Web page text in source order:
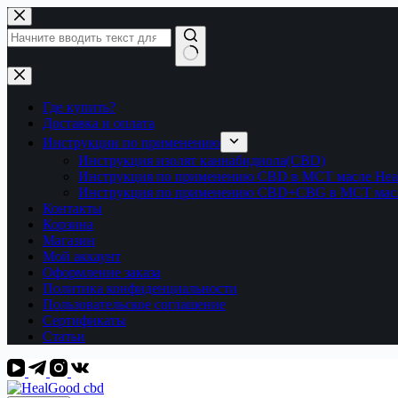
Перейти
к
сути
Ничего
не
найденоГде купить?
Доставка и оплата
Инструкции по применению
Инструкция изолят каннабидиола(CBD)
Инструкция по применению CBD в МСТ масле
Инструкция по применению CBD+CBG в МСТ
Контакты
Корзина
Магазин
Мой аккаунт
Оформление заказа
Политика конфиденциальности
Пользовательское соглашение
Сертификаты
Статьи